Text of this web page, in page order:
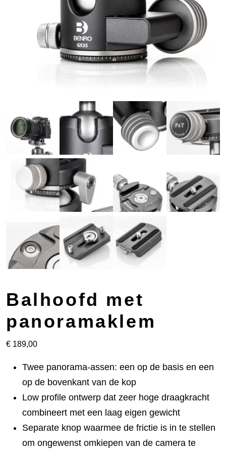
Balhoofd met
panoramaklem
€ 189,00
Twee panorama-assen: een op de basis en een
op de bovenkant van de kop
Low profile ontwerp dat zeer hoge draagkracht
combineert met een laag eigen gewicht
Separate knop waarmee de frictie is in te stellen
om ongewenst omkiepen van de camera te